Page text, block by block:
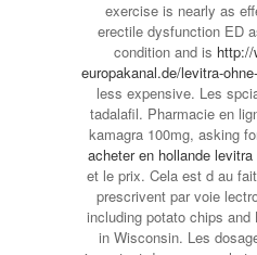
exercise is nearly as
erectile dysfunction ED
condition and is http://
europakanal.de/levitra-
less expensive. Les
tadalafil. Pharmacie en
kamagra 100mg, asking
acheter en hollande
et le prix. Cela est d au
prescrivent par voie
including potato chips
in Wisconsin. Les